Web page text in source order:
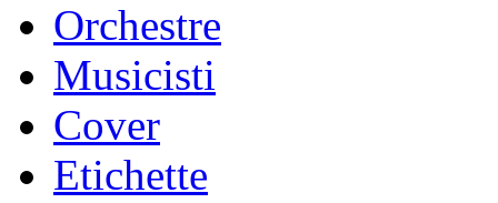
Orchestre
Musicisti
Cover
Etichette